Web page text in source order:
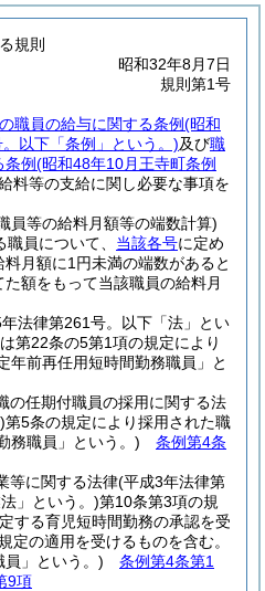
規則
昭和32年8月7日
規則第1号
職員の給与に関する条例(昭和
以下「条例」という。)及び職
例(昭和48年10月王寺町条例
料等の支給に関し必要な事項を
員等の給料月額等の端数計算)
職員について、 当該各号に定め
月額に1円未満の端数があると
額をもって当該職員の給料月
法律第261号。以下「法」とい
第22条の5第1項の規定により
年前再任用短時間勤務職員」と
の任期付職員の採用に関する法
第5条の規定により採用された職
務職員」という。)
条例第4条
等に関する法律(平成3年法律第
」という。)第10条第3項の規
する育児短時間勤務の承認を受
定の適用を受けるものを含む。
員」という。)
条例第4条第1
9項